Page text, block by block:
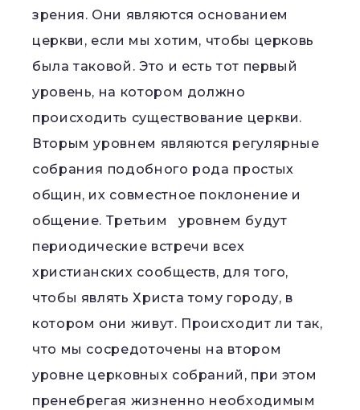
зрения. Они являются основанием
церкви, если мы хотим, чтобы церковь
была таковой. Это и есть тот первый
уровень, на котором должно
происходить существование церкви.
Вторым уровнем являются регулярные
собрания подобного рода простых
общин, их совместное поклонение и
общение. Третьим уровнем будут
периодические встречи всех
христианских сообществ, для того,
чтобы являть Христа тому городу, в
котором они живут. Происходит ли так,
что мы сосредоточены на втором
уровне церковных собраний, при этом
пренебрегая жизненно необходимым